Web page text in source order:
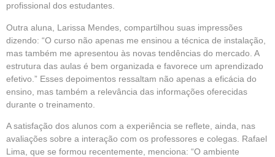
profissional dos estudantes.
Outra aluna, Larissa Mendes, compartilhou suas impressões
dizendo: “O curso não apenas me ensinou a técnica de instalação,
mas também me apresentou às novas tendências do mercado. A
estrutura das aulas é bem organizada e favorece um aprendizado
efetivo.” Esses depoimentos ressaltam não apenas a eficácia do
ensino, mas também a relevância das informações oferecidas
durante o treinamento.
A satisfação dos alunos com a experiência se reflete, ainda, nas
avaliações sobre a interação com os professores e colegas. Rafael
Lima, que se formou recentemente, menciona: “O ambiente